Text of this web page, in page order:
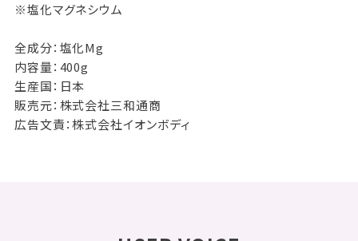
※塩化マグネシウム
全成分：塩化Mg
内容量：400g
生産国：日本
販売元：株式会社三和通商
広告文責：株式会社イオンボディ